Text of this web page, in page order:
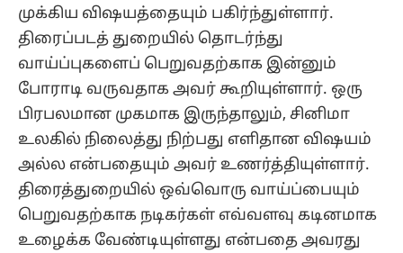
முக்கிய விஷயத்தையும் பகிர்ந்துள்ளார்.
திரைப்படத் துறையில் தொடர்ந்து
வாய்ப்புகளைப் பெறுவதற்காக இன்னும்
போராடி வருவதாக அவர் கூறியுள்ளார். ஒரு
பிரபலமான முகமாக இருந்தாலும், சினிமா
உலகில் நிலைத்து நிற்பது எளிதான விஷயம்
அல்ல என்பதையும் அவர் உணர்த்தியுள்ளார்.
திரைத்துறையில் ஒவ்வொரு வாய்ப்பையும்
பெறுவதற்காக நடிகர்கள் எவ்வளவு கடினமாக
உழைக்க வேண்டியுள்ளது என்பதை அவரது